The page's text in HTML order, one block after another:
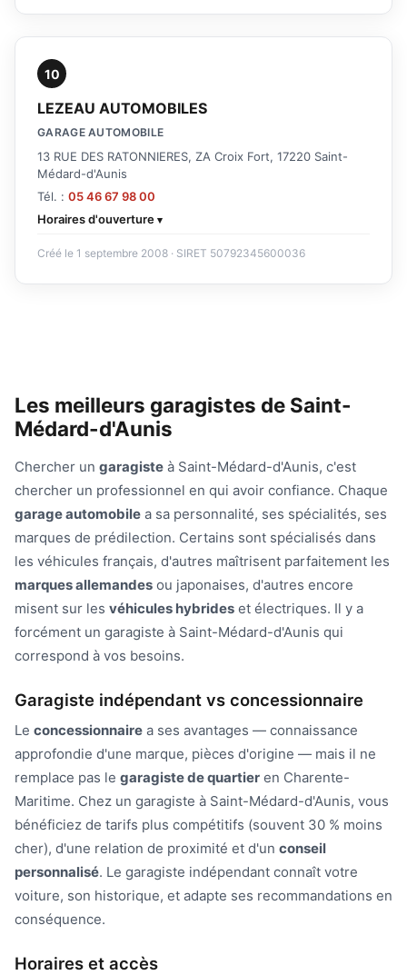
10
LEZEAU AUTOMOBILES
GARAGE AUTOMOBILE
13 RUE DES RATONNIERES, ZA Croix Fort, 17220 Saint-
Médard-d'Aunis
Tél. : 05 46 67 98 00
Horaires d'ouverture
Créé le 1 septembre 2008 · SIRET 50792345600036
Les meilleurs garagistes de Saint-
Médard-d'Aunis
Chercher un garagiste à Saint-Médard-d'Aunis, c'est
chercher un professionnel en qui avoir confiance. Chaque
garage automobile a sa personnalité, ses spécialités, ses
marques de prédilection. Certains sont spécialisés dans
les véhicules français, d'autres maîtrisent parfaitement les
marques allemandes ou japonaises, d'autres encore
misent sur les véhicules hybrides et électriques. Il y a
forcément un garagiste à Saint-Médard-d'Aunis qui
correspond à vos besoins.
Garagiste indépendant vs concessionnaire
Le concessionnaire a ses avantages — connaissance
approfondie d'une marque, pièces d'origine — mais il ne
remplace pas le garagiste de quartier en Charente-
Maritime. Chez un garagiste à Saint-Médard-d'Aunis, vous
bénéficiez de tarifs plus compétitifs (souvent 30 % moins
cher), d'une relation de proximité et d'un conseil
personnalisé. Le garagiste indépendant connaît votre
voiture, son historique, et adapte ses recommandations en
conséquence.
Horaires et accès